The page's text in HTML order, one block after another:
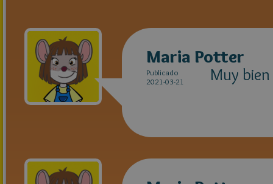
Maria Potter
Publicado
2021-03-21
Muy